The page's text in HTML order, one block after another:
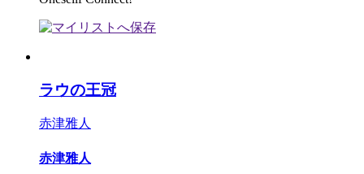
ラウの王冠
赤津雅人
赤津雅人